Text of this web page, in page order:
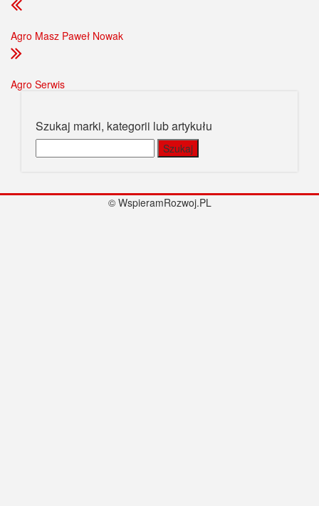
Agro Masz Paweł Nowak
Agro Serwis
Szukaj marki, kategorii lub artykułu
© WspieramRozwoj.PL